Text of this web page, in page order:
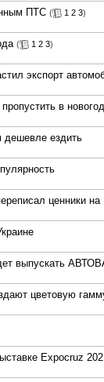
ПТС ( 1 2 3)
( 1 2 3)
экспорт
в
дешевле ездить
ценники на
выпускать
цветовую
Expocruz